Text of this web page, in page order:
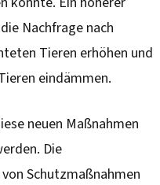
Nachfrage nach
Tieren erhöhen und
eindämmen.
neuen Maßnahmen
Die
Schutzmaßnahmen